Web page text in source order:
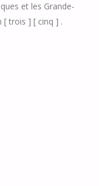
et les Grande-
[ trois ] [ cinq ] .